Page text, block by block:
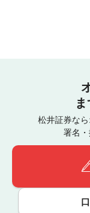
松井証券な
署名・